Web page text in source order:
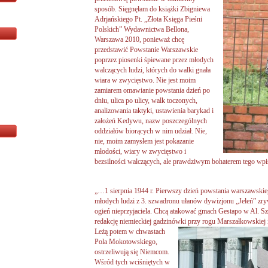
sposób. Sięgnęłam do książki Zbigniewa
Adrjańskiego Pt. „Złota Księga Pieśni
Polskich” Wydawnictwa Bellona,
Warszawa 2010, ponieważ chcę
przedstawić Powstanie Warszawskie
poprzez piosenki śpiewane przez młodych
walczących ludzi, których do walki gnała
wiara w zwycięstwo. Nie jest moim
zamiarem omawianie powstania dzień po
dniu, ulica po ulicy, walk toczonych,
analizowania taktyki, ustawienia barykad i
założeń Kedywu, nazw poszczególnych
oddziałów biorących w nim udział. Nie,
nie, moim zamysłem jest pokazanie
młodości, wiary w zwycięstwo i
bezsilności walczących, ale prawdziwym bohaterem tego
„…1 sierpnia 1944 r. Pierwszy dzień powstania
młodych ludzi z 3. szwadronu ułanów dywizjonu „Jeleń”
ogień nieprzyjaciela. Chcą atakować gmach Gestapo w Al.
redakcję niemieckiej gadzinówki przy rogu
Leżą potem w chwastach
Pola Mokotowskiego,
ostrzeliwują się Niemcom.
Wśród tych wciśniętych w